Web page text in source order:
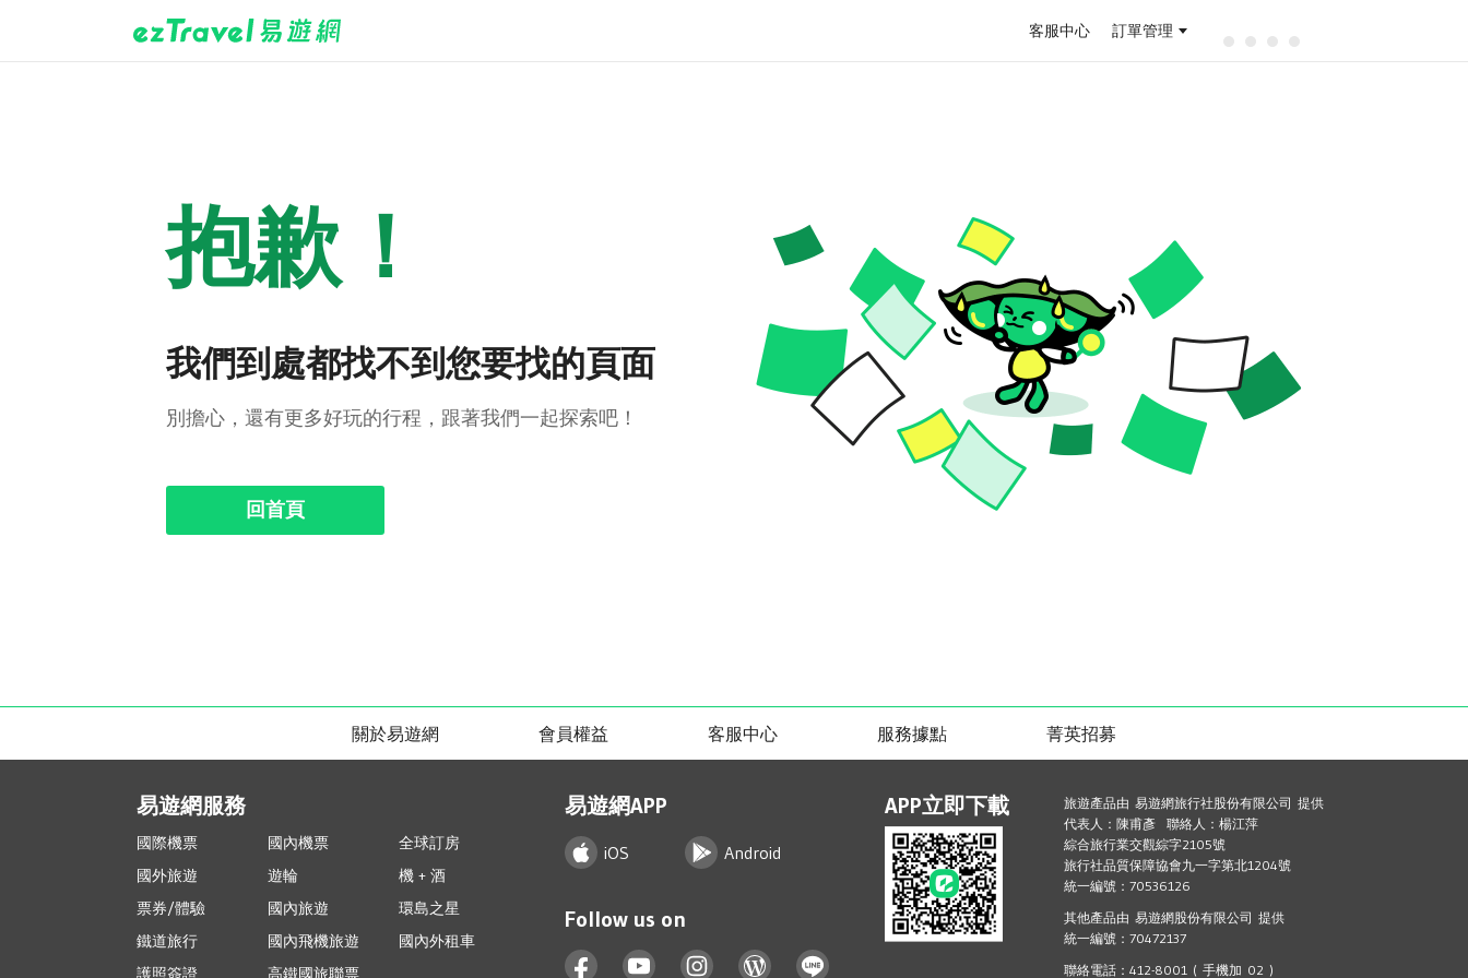
客服中心 訂單管理
抱歉！
我們到處都找不到您要找的頁面
別擔心，還有更多好玩的行程，跟著我們一起探索吧！
回首頁
關於易遊網 會員權益 客服中心 服務據點 菁英招募
易遊網服務
國際機票 國內機票
全球訂房
國外旅遊
遊輪
機 + 酒
票券/體驗
國內旅遊
環島之星
鐵道旅行
國內飛機旅遊
國內外租車
護照簽證
高鐵國旅聯票
易遊網APP
iOS Android
Follow us on
APP立即下載
旅遊產品由 易遊網旅行社股份有限公司 提供
代表人：陳甫彥 聯絡人：楊江萍
綜合旅行業交觀綜字2105號
旅行社品質保障協會九一字第北1204號
統一編號：70536126
其他產品由 易遊網股份有限公司 提供
統一編號：70472137
聯絡電話：412-8001 ( 手機加 02 )